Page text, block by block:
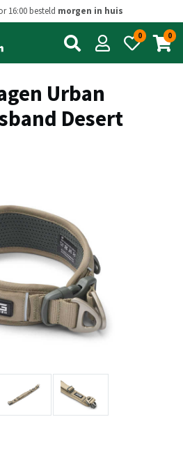
16:00 besteld morgen in huis
0 0
Urban
Desert